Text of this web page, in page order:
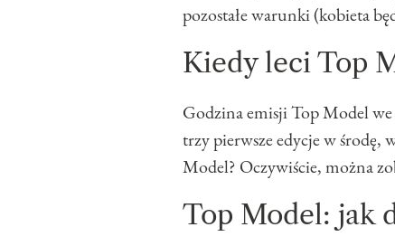
pozostałe warunki (kobieta
Kiedy leci Top
Godzina emisji Top Model we
trzy pierwsze edycje w środę,
Model? Oczywiście, można
Top Model: jak